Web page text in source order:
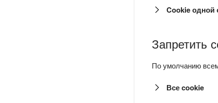
Cookie одной
Запретить
По умолчанию
Все cookie